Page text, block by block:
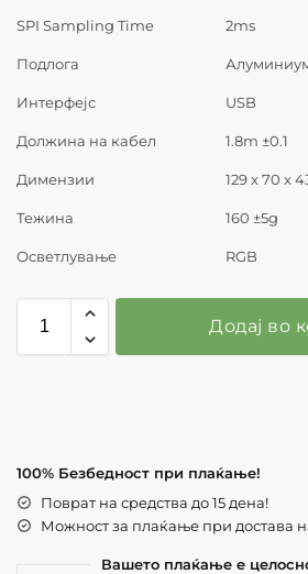
SPI Sampling Time 2ms
Подлога
Интерфејс USB
Должина на кабел 1.8m ±0.1
Димензии 129 x 70 x
Тежина 160 ±5g
Осветлување RGB
Додај во
100% Безбедност при плаќање!
Поврат на средства до 15 дена!
Можност за плаќање при достава
Вашето плаќање е